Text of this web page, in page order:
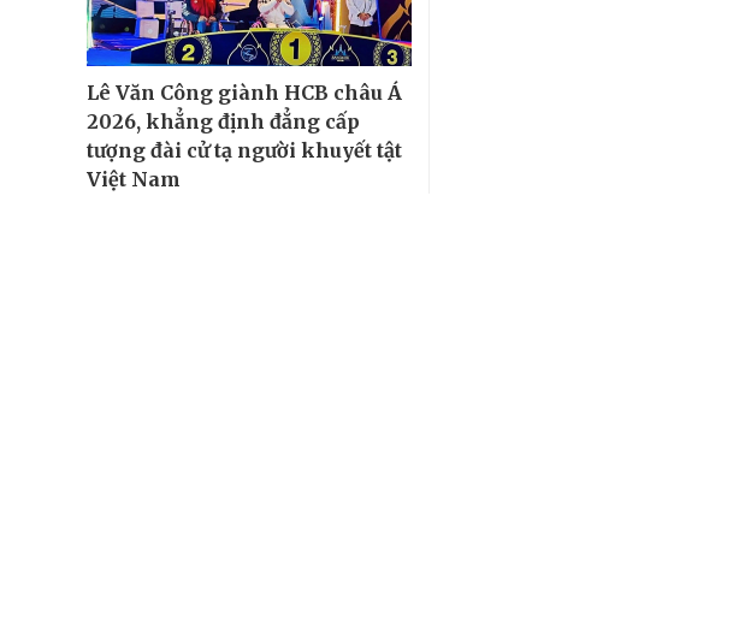
Lê Văn Công giành HCB châu Á
2026, khẳng định đẳng cấp
tượng đài cử tạ người khuyết tật
Việt Nam